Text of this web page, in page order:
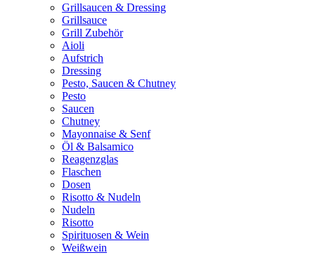
Grillsaucen & Dressing
Grillsauce
Grill Zubehör
Aioli
Aufstrich
Dressing
Pesto, Saucen & Chutney
Pesto
Saucen
Chutney
Mayonnaise & Senf
Öl & Balsamico
Reagenzglas
Flaschen
Dosen
Risotto & Nudeln
Nudeln
Risotto
Spirituosen & Wein
Weißwein